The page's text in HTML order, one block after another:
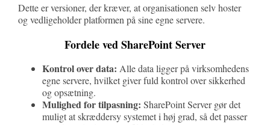
Dette er versioner, der kræver, at organisationen selv hoster
og vedligeholder platformen på sine egne servere.
Fordele ved SharePoint Server
Kontrol over data: Alle data ligger på virksomhedens
egne servere, hvilket giver fuld kontrol over sikkerhed
og opsætning.
Mulighed for tilpasning: SharePoint Server gør det
muligt at skræddersy systemet i høj grad, så det passer